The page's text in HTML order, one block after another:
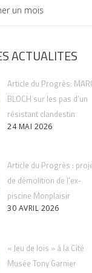
ACTUALITES
Article du Progrès:
BLOCH sur les pas d’un
résistant clandestin
24 MAI 2026
Article du Progrès :
de démolition de l’ex-
piscine Monplaisir
30 AVRIL 2026
« Jeu de lois » à la Cité
Musée Tony Garnier